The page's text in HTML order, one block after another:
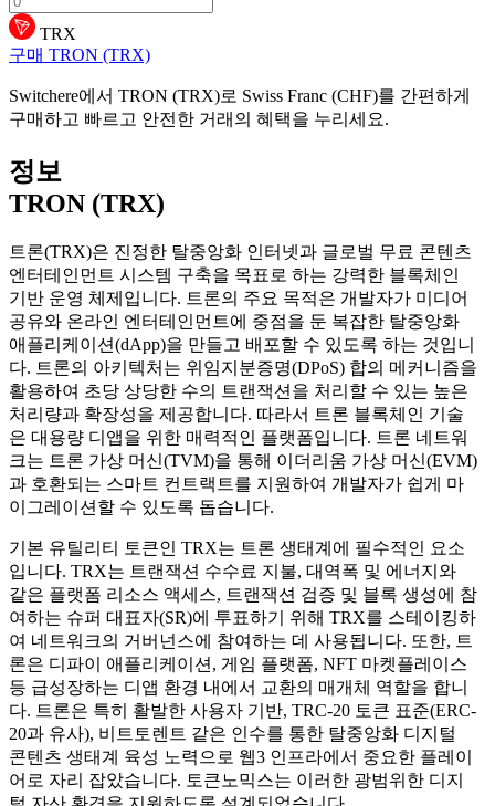
TRX
구매 TRON (TRX)
Switchere에서 TRON (TRX)로 Swiss Franc (CHF)를 간편하게
구매하고 빠르고 안전한 거래의 혜택을 누리세요.
정보
TRON (TRX)
트론(TRX)은 진정한 탈중앙화 인터넷과 글로벌 무료 콘텐츠
엔터테인먼트 시스템 구축을 목표로 하는 강력한 블록체인
기반 운영 체제입니다. 트론의 주요 목적은 개발자가 미디어
공유와 온라인 엔터테인먼트에 중점을 둔 복잡한 탈중앙화
애플리케이션(dApp)을 만들고 배포할 수 있도록 하는 것입니
다. 트론의 아키텍처는 위임지분증명(DPoS) 합의 메커니즘을
활용하여 초당 상당한 수의 트랜잭션을 처리할 수 있는 높은
처리량과 확장성을 제공합니다. 따라서 트론 블록체인 기술
은 대용량 디앱을 위한 매력적인 플랫폼입니다. 트론 네트워
크는 트론 가상 머신(TVM)을 통해 이더리움 가상 머신(EVM)
과 호환되는 스마트 컨트랙트를 지원하여 개발자가 쉽게 마
이그레이션할 수 있도록 돕습니다.
기본 유틸리티 토큰인 TRX는 트론 생태계에 필수적인 요소
입니다. TRX는 트랜잭션 수수료 지불, 대역폭 및 에너지와
같은 플랫폼 리소스 액세스, 트랜잭션 검증 및 블록 생성에 참
여하는 슈퍼 대표자(SR)에 투표하기 위해 TRX를 스테이킹하
여 네트워크의 거버넌스에 참여하는 데 사용됩니다. 또한, 트
론은 디파이 애플리케이션, 게임 플랫폼, NFT 마켓플레이스
등 급성장하는 디앱 환경 내에서 교환의 매개체 역할을 합니
다. 트론은 특히 활발한 사용자 기반, TRC-20 토큰 표준(ERC-
20과 유사), 비트토렌트 같은 인수를 통한 탈중앙화 디지털
콘텐츠 생태계 육성 노력으로 웹3 인프라에서 중요한 플레이
어로 자리 잡았습니다. 토큰노믹스는 이러한 광범위한 디지